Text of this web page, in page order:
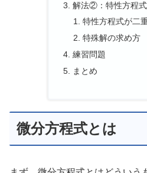
解法②：特性方程式
特性方程式が二
特殊解の求め方
練習問題
まとめ
微分方程式とは